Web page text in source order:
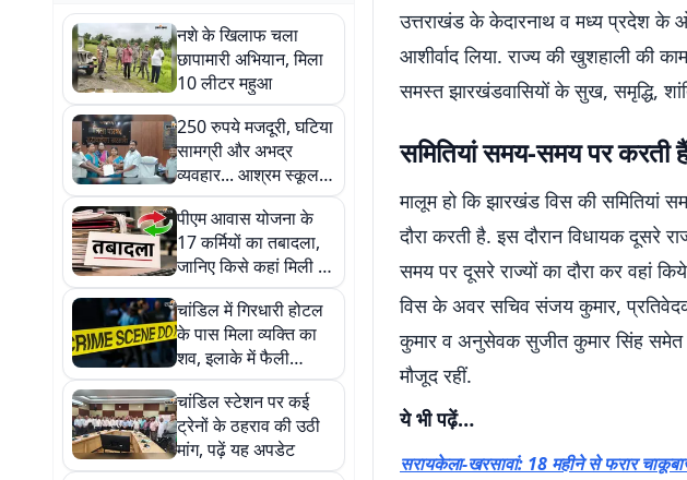
नशे के खिलाफ चला
छापामारी अभियान, मिला
10 लीटर महुआ
250 रुपये मजदूरी, घटिया
सामग्री और अभद्र
व्यवहार... आश्रम स्कूल
के निर्माण कार्य पर उठे
गंभीर सवाल
पीएम आवास योजना के
17 कर्मियों का तबादला,
जानिए किसे कहां मिली नई
जिम्मेदारी
चांडिल में गिरधारी होटल
के पास मिला व्यक्ति का
शव, इलाके में फैली
सनसनी
चांडिल स्टेशन पर कई
ट्रेनों के ठहराव की उठी
मांग, पढ़ें यह अपडेट
उत्तराखंड के केदारनाथ व मध्य प्रदेश के
आशीर्वाद लिया. राज्य की खुशहाली की
समस्त झारखंडवासियों के सुख, समृद्धि,
समितियां समय-समय पर करती हैं
मालूम हो कि झारखंड विस की समितियां
दौरा करती है. इस दौरान विधायक दूसरे
समय पर दूसरे राज्यों का दौरा कर वहां
विस के अवर सचिव संजय कुमार,
कुमार व अनुसेवक सुजीत कुमार सिंह समेत
मौजूद रहीं.
ये भी पढ़ें…
सरायकेला-खरसावां: 18 महीने से फरार